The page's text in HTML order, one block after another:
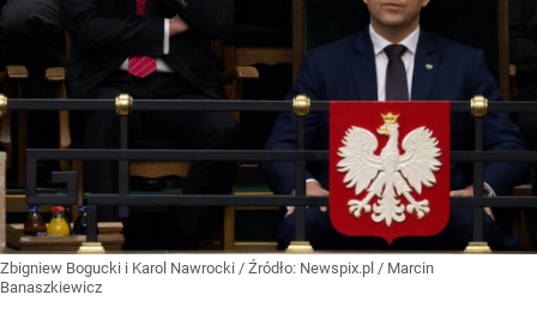
Zbigniew Bogucki i Karol Nawrocki / Źródło: Newspix.pl / Marcin
Banaszkiewicz